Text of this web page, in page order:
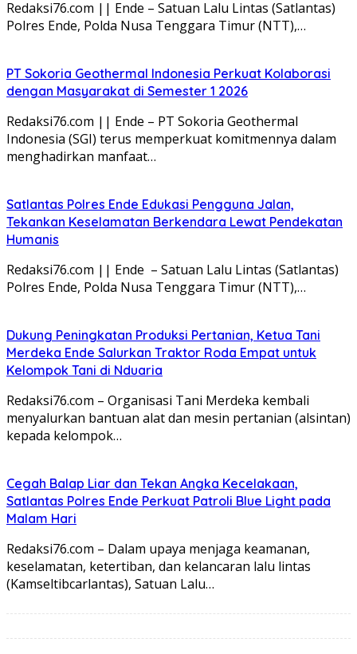
Redaksi76.com || Ende – Satuan Lalu Lintas (Satlantas)
Polres Ende, Polda Nusa Tenggara Timur (NTT),…
PT Sokoria Geothermal Indonesia Perkuat Kolaborasi
dengan Masyarakat di Semester 1 2026
Redaksi76.com || Ende – PT Sokoria Geothermal
Indonesia (SGI) terus memperkuat komitmennya dalam
menghadirkan manfaat…
Satlantas Polres Ende Edukasi Pengguna Jalan,
Tekankan Keselamatan Berkendara Lewat Pendekatan
Humanis
Redaksi76.com || Ende – Satuan Lalu Lintas (Satlantas)
Polres Ende, Polda Nusa Tenggara Timur (NTT),…
Dukung Peningkatan Produksi Pertanian, Ketua Tani
Merdeka Ende Salurkan Traktor Roda Empat untuk
Kelompok Tani di Nduaria
Redaksi76.com – Organisasi Tani Merdeka kembali
menyalurkan bantuan alat dan mesin pertanian (alsintan)
kepada kelompok…
Cegah Balap Liar dan Tekan Angka Kecelakaan,
Satlantas Polres Ende Perkuat Patroli Blue Light pada
Malam Hari
Redaksi76.com – Dalam upaya menjaga keamanan,
keselamatan, ketertiban, dan kelancaran lalu lintas
(Kamseltibcarlantas), Satuan Lalu…